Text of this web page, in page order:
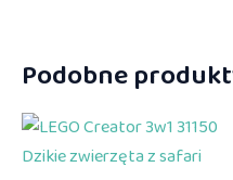
Podobne